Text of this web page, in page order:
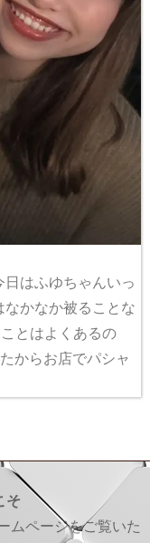
日はふゆちゃんいっ
かなか被ることな
とはよくあるの
からお店でパシャ
そ
ムページをご覧いた